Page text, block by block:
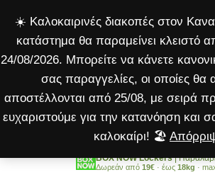
☀️ Καλοκαιρινές διακοπές στον
κατάστημα θα παραμείνει κλειστό
24/08/2026. Μπορείτε να κάνετε
σας παραγγελίες, οι οποίες θα
αποστέλλονται από 25/08, με σειρά
ευχαριστούμε για την κατανόηση και
καλοκαίρι! 🏖️
στο
περιεχόμενο
BOX NOW Lockers|
Δωρεάν από 19€ · έως 18kg ·
ΝΙΚΕΛ
ποσότητα